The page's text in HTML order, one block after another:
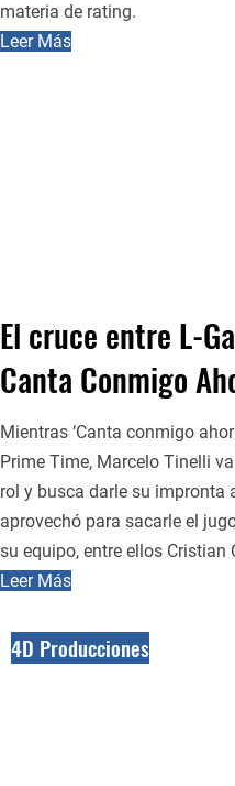
materia de rating.
Leer Más
El cruce entre L-
Canta Conmigo
Mientras ‘Canta conmigo
Prime Time, Marcelo Tinelli
rol y busca darle su impronta
aprovechó para sacarle el
su equipo, entre ellos Cristian
Leer Más
4D Producciones